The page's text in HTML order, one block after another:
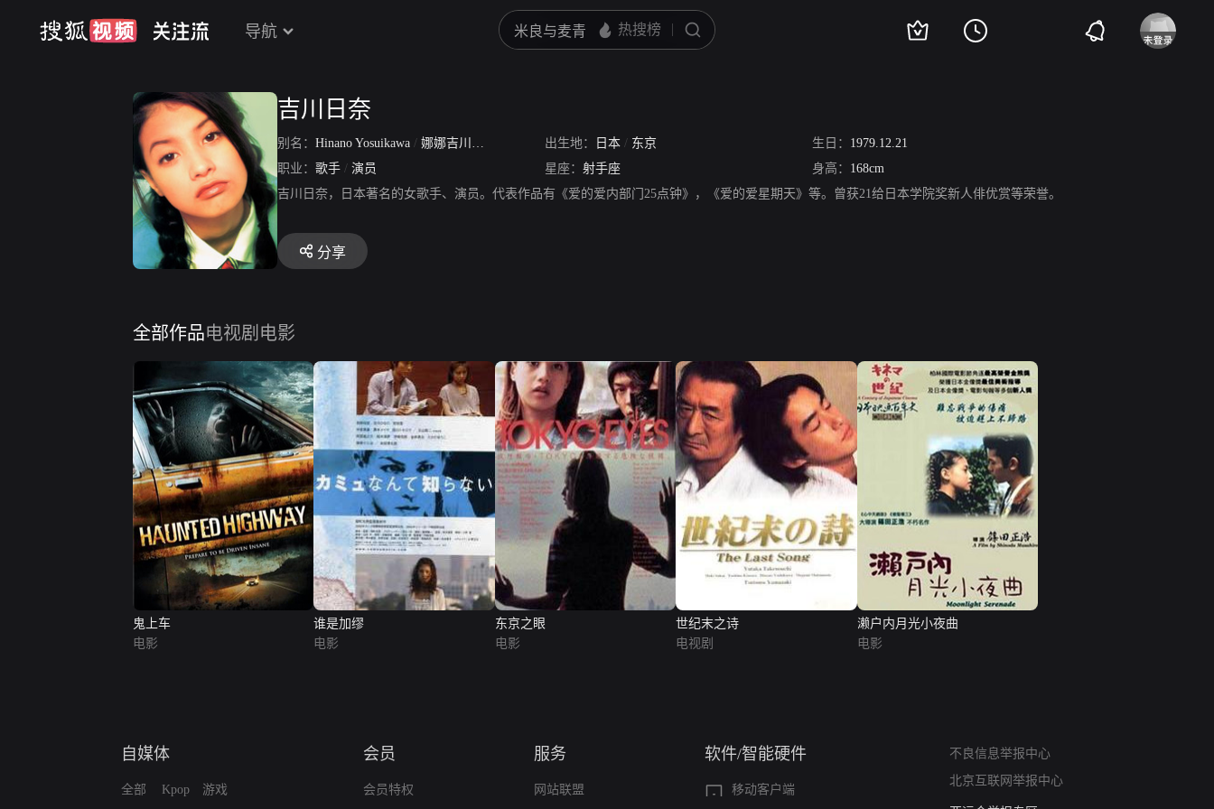
导航
吉川日奈
别名： Hinano Yosuikawa / 娜娜吉川日 吉川雏乃/高田爱
出生地： 日本 / 东京 生日： 1979.12.21
职业： 歌手 / 演员 星座： 射手座 身高： 168cm
吉川日奈，日本著名的女歌手、演员。代表作品有《爱的爱内部门25点钟》，《爱的爱星期天》等。曾获21给日本学院奖新人俳优赏等荣誉。
分享
全部作品电视剧 电影
鬼上车
电影
谁是加缪
电影
东京之眼
电影
世纪末之诗
电视剧
濑户内月光小夜曲
电影
自媒体
全部 Kpop 游戏
会员
会员特权
服务
网站联盟
软件/智能硬件
移动客户端
不良信息举报中心
北京互联网举报中心
亚运会举报专区